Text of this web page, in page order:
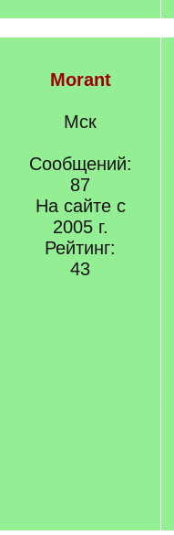
Morant
Мск
Сообщений:
87
На сайте с
2005 г.
Рейтинг:
43